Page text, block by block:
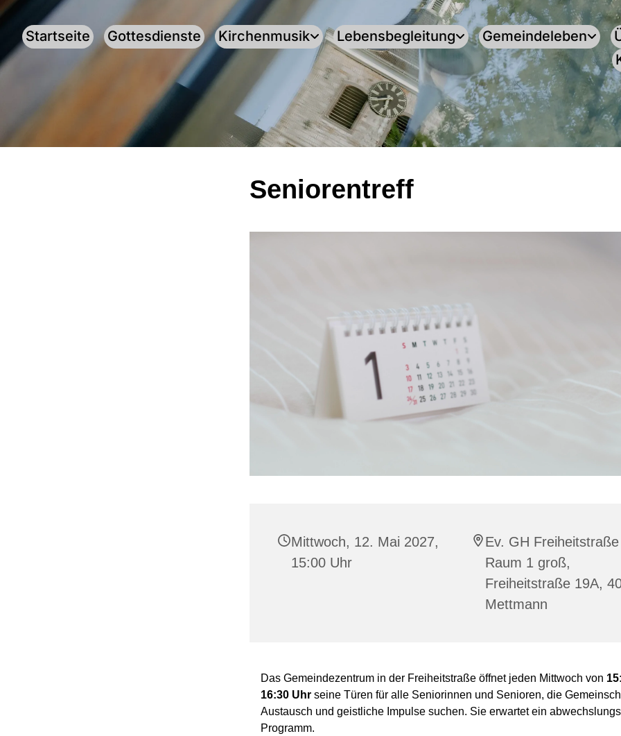
Startseite Gottesdienste Kirchenmusik Lebensbegleitung Gemeindeleben
Seniorentreff
Mittwoch, 12. Mai 2027,
15:00 Uhr
Ev. GH Freiheitstraße
Raum 1 groß,
Freiheitstraße 19A,
Mettmann
Das Gemeindezentrum in der Freiheitstraße öffnet jeden Mittwoch von
16:30 Uhrseine Türen für alle Seniorinnen und Senioren, die
Austausch und geistliche Impulse suchen. Sie erwartet ein
Programm.